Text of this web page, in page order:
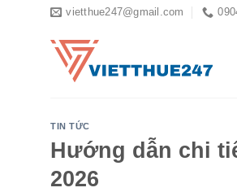
vietthue247@gmail.com
TIN TỨC
Hướng dẫn chi
2026